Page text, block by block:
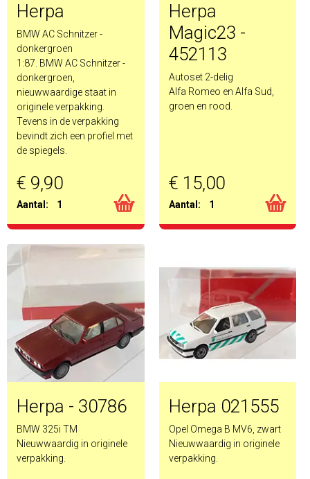
Herpa
BMW AC Schnitzer -
donkergroen
1:87. BMW AC Schnitzer -
donkergroen,
nieuwwaardige staat in
originele verpakking.
Tevens in de verpakking
bevindt zich een profiel met
de spiegels.
€ 9,90
Aantal: 1
Herpa
Magic23 -
452113
Autoset 2-delig
Alfa Romeo en Alfa Sud,
groen en rood.
€ 15,00
Aantal: 1
Herpa - 30786
BMW 325i TM
Nieuwwaardig in originele
verpakking.
Herpa 021555
Opel Omega B MV6, zwart
Nieuwwaardig in originele
verpakking.